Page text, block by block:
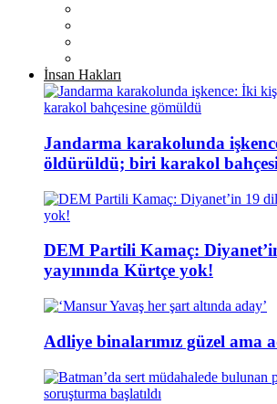
İnsan Hakları
Jandarma karakolunda
öldürüldü; biri karakol
DEM Partili Kamaç:
yayınında Kürtçe yok!
Adliye binalarımız güzel ama